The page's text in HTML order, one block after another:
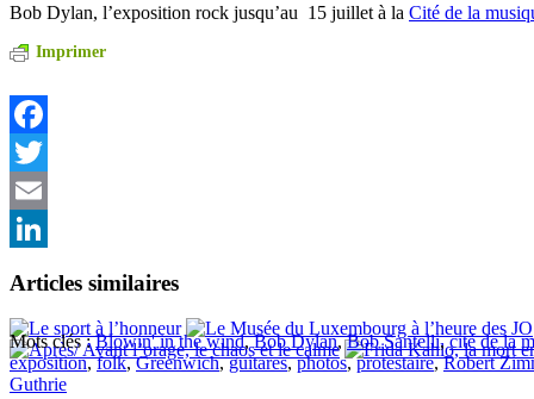
Bob Dylan, l’exposition rock jusqu’au 15 juillet à la Cité de la
Imprimer
Facebook
Twitter
Email
Articles similaires
Mots clés :Blowin' in the wind,Bob Dylan,Bob Santelli,cité de la
exposition,folk,Greenwich,guitares,photos,protestaire,Robert
Guthrie